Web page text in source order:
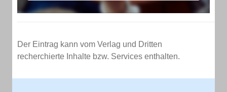
Der Eintrag kann vom Verlag und Dritten
recherchierte Inhalte bzw. Services enthalten.